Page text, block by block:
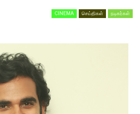
CINEMA செய்திகள் நடிகர்கள்